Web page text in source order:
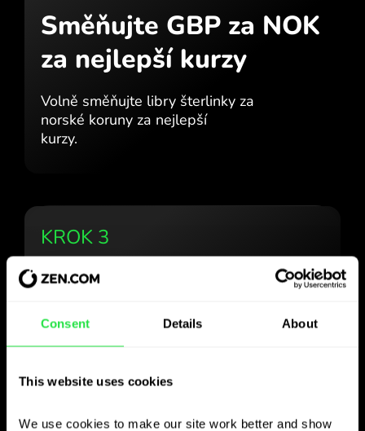
Consent Details About
This website uses cookies
We use cookies to make our site work better and show
Směňujte GBP za NOK
za nejlepší kurzy
Volně směňujte libry šterlinky za
norské koruny za nejlepší
kurzy.
KROK 3
Použijte zvolenou
měnu